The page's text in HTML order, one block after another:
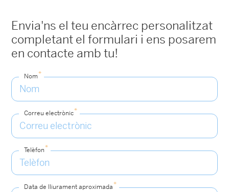
Envia'ns el teu encàrrec personalitzat
completant el formulari i ens posarem
en contacte amb tu!
Nom*
Correu electrònic*
Telèfon*
Data de lliurament aproximada*